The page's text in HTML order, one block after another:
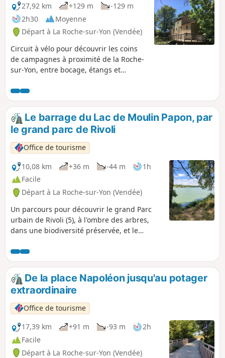
27,92 km
+129 m
-129 m
2h30
Moyenne
Départ à La Roche-sur-Yon (Vendée)
Circuit à vélo pour découvrir les coins
de campagnes à proximité de la Roche-
sur-Yon, entre bocage, étangs et
Le barrage du Lac de Moulin Papon, par
le grand parc de Rivoli
Office de tourisme
10,08 km
+36 m -44 m
1h
Facile
Départ à La Roche-sur-Yon (Vendée)
Un parcours pour découvrir le grand Parc
urbain de Rivoli (5), à l'ombre des arbres,
dans une biodiversité préservée, et le
est utilisé pour l'alimentation en eau potable
de la ville de la Roche-sur-Yon. On peut
observer la station de traitement des eaux,
depuis le barrage. Sur le lac, les goélands et
cormorans sont observables, depuis la rive,
il n'est pas rare de croiser le vol du martin-
pêcheur, celui des hirondelles et martinets.
L'été, des aménagements de loisirs sont
accessibles pour petits et grands.
De la place Napoléon jusqu'au potager
extraordinaire
Office de tourisme
17,39 km
+91 m -93 m
2h
Facile
Départ à La Roche-sur-Yon (Vendée)